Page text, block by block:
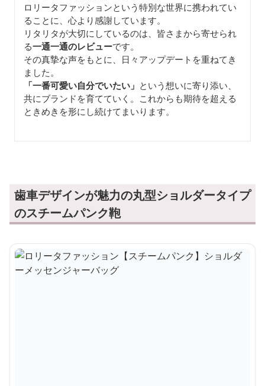
ロリータファッションという特別な世界に携われてい
ることに、心より感謝しています。
リタリタが大切にしているのは、皆さまから寄せられ
る一通一通のレビューです。
その真摯な声をもとに、日々アップデートを重ねてき
ました。
「一番可愛い自分でいたい」 という想いに寄り添い、
共にブランドを育てていく。これからも期待を超える
ときめきを形にし続けてまいります。
歯車デザインが魅力の丸型ショルダータイプ
のスチームパンク鞄